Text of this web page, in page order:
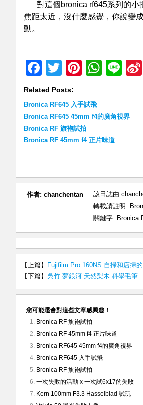
對這個bronica rf645系列的小
焦距太近，沒什麼感覺，你說變
動。
Facebook
TwitterPinterest
Related Posts:
Bronica RF645 入手試飛
Bronica RF645 45mm f4的廣角視界
Bronica RF 旗袍試拍
Bronica RF 45mm f4 正片味道
作者: chanchentan 該日誌由
轉載請註明:
關鍵字: Bronica
【上篇】
Fujifilm Pro 160NS 自掃和店掃
【下篇】 吳竹 夢銀河 天然梨木 科學毛筆
您可能還會對這些文章感興趣！
Bronica RF 旗袍試拍
Bronica RF 45mm f4 正片味道
Bronica RF645 45mm f4的廣角視界
Bronica RF645 入手試飛
Bronica RF 旗袍試拍
一次失敗的活動 x 一次試6x17的失敗
Kern 100mm F3.3 Hasselblad 試玩